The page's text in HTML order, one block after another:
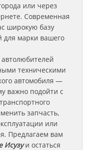
или через
Современная
широкую базу
для марки вашего
техническими
автомобиля —
важно подойти с
запчасть,
или
Предлагаем вам
Исузуи остаться